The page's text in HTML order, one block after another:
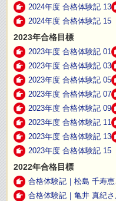
2024年度 合格体験記 13
2024年度 合格体験記 15
2023年合格目標
2023年度 合格体験記 01
2023年度 合格体験記 03
2023年度 合格体験記 05
2023年度 合格体験記 07
2023年度 合格体験記 09
2023年度 合格体験記 11
2023年度 合格体験記 13
2023年度 合格体験記 15
2022年合格目標
合格体験記｜松島 千寿恵
合格体験記｜亀井 真紀さ